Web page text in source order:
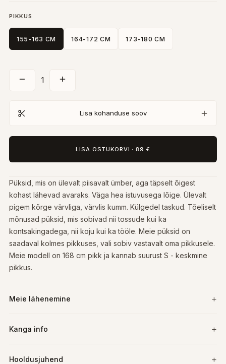
PIKKUS
155-163 CM 164-172 CM 173-180 CM
1
Lisa kohanduse soov
LISA OSTUKORVI ·89 €
Püksid, mis on ülevalt piisavalt ümber, aga täpselt õigest
kohast lähevad avaraks. Väga hea istuvusega lõige. Ülevalt
pigem kõrge värvliga, värvlis kumm. Külgedel taskud. Tõeliselt
mõnusad püksid, mis sobivad nii tossude kui ka
kontsakingadega, nii koju kui ka tööle. Meie püksid on
saadaval kolmes pikkuses, vali sobiv vastavalt oma pikkusele.
Meie modell on 168 cm pikk ja kannab suurust S - keskmine
pikkus.
Meie lähenemine
Kanga info
Hooldusjuhend